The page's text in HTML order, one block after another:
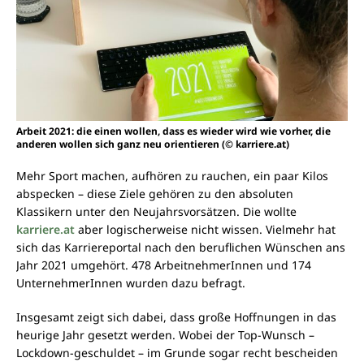
Arbeit 2021: die einen wollen, dass es wieder wird wie vorher, die
anderen wollen sich ganz neu orientieren (© karriere.at)
Mehr Sport machen, aufhören zu rauchen, ein paar Kilos
abspecken – diese Ziele gehören zu den absoluten
Klassikern unter den Neujahrsvorsätzen. Die wollte
karriere.at aber logischerweise nicht wissen. Vielmehr hat
sich das Karriereportal nach den beruflichen Wünschen ans
Jahr 2021 umgehört. 478 ArbeitnehmerInnen und 174
UnternehmerInnen wurden dazu befragt.
Insgesamt zeigt sich dabei, dass große Hoffnungen in das
heurige Jahr gesetzt werden. Wobei der Top-Wunsch –
Lockdown-geschuldet – im Grunde sogar recht bescheiden